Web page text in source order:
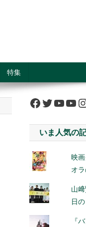
特集
Facebook
Twitter
いま人気の
映
オ
山
日
『